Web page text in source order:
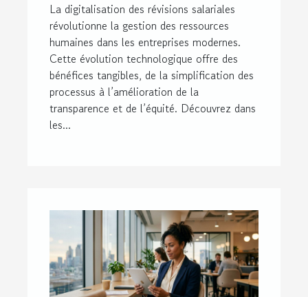
La digitalisation des révisions salariales
révolutionne la gestion des ressources
humaines dans les entreprises modernes.
Cette évolution technologique offre des
bénéfices tangibles, de la simplification des
processus à l’amélioration de la
transparence et de l’équité. Découvrez dans
les...